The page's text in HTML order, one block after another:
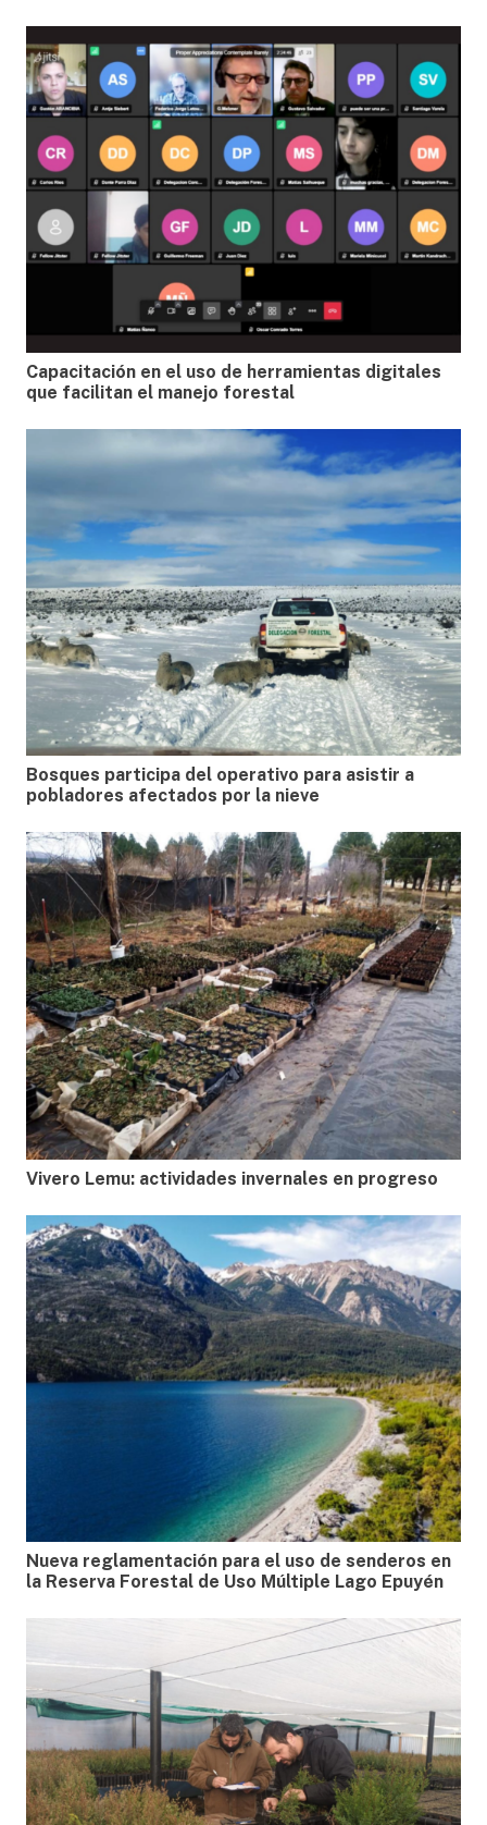
Capacitación en el uso de herramientas digitales
que facilitan el manejo forestal
Bosques participa del operativo para asistir a
pobladores afectados por la nieve
Vivero Lemu: actividades invernales en progreso
Nueva reglamentación para el uso de senderos en
la Reserva Forestal de Uso Múltiple Lago Epuyén